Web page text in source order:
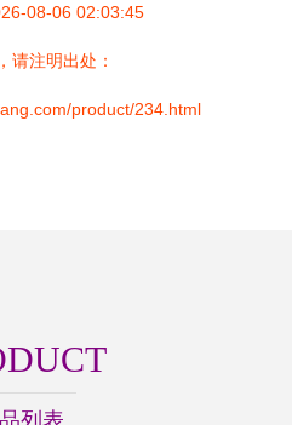
08-06 02:03:45
请注明出处：
product/234.html
列表